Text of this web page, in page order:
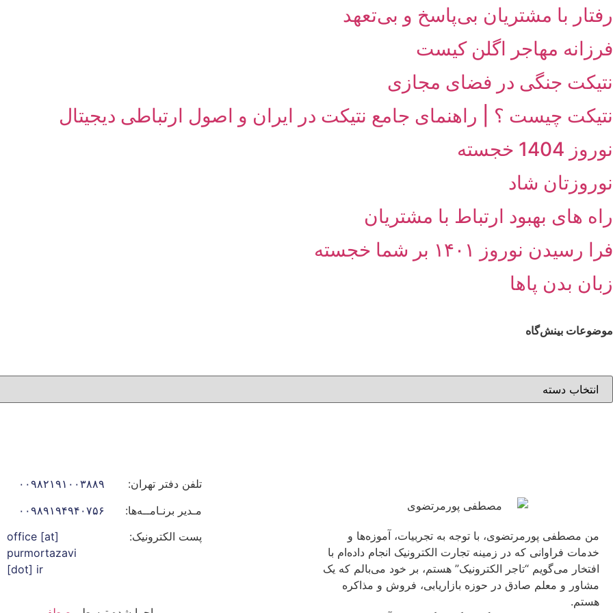
رفتار با مشتریان بی‌پاسخ و بی‌تعهد
فرزانه مهاجر اگلن کیست
نتیکت جنگی در فضای مجازی
نتیکت چیست ؟ | راهنمای جامع نتیکت در ایران و اصول ارتباطی دیجیتال
نوروز 1404 خجسته
نوروزتان شاد
راه های بهبود ارتباط با مشتریان
فرا رسیدن نوروز ۱۴۰۱ بر شما خجسته
زبان بدن پاها
موضوعات بینش‌گاه
من مصطفی پورمرتضوی، با توجه به تجربیات، آموزه‌ها و
خدمات فراوانی که در زمینه تجارت الکترونیک انجام داده‌ام با
افتخار می‌گویم “تاجر الکترونیک” هستم، بر خود می‌بالم که یک
مشاور و معلم صادق در حوزه بازاریابی، فروش و مذاکره
هستم.
تلفن دفتر تهران:
۰۰۹۸۲۱۹۱۰۰۳۸۸۹
مـدیر برنـامــه‌ها:
۰۰۹۸۹۱۹۴۹۴۰۷۵۶
پست الکترونیک:
office [at]
purmortazavi
[dot] ir